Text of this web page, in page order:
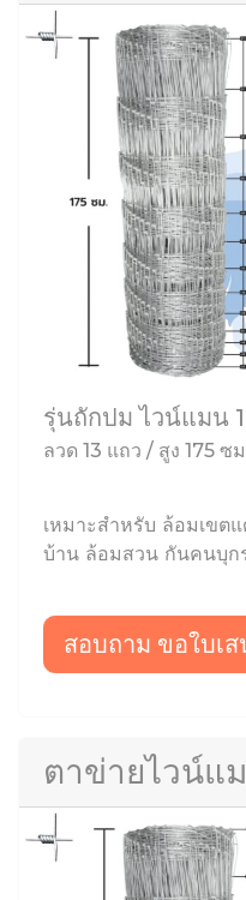
รุ่นถักปม ไวน์แมน
ลวด 13 แถว / สูง 175 ซ
เหมาะสำหรับ ล้อมเข
บ้าน ล้อมสวน กันคนบุก
สอบถาม ขอใบเ
ตาข่ายไวน์แ